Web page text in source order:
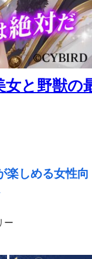
女と野獣の
楽しめる女性向
ー